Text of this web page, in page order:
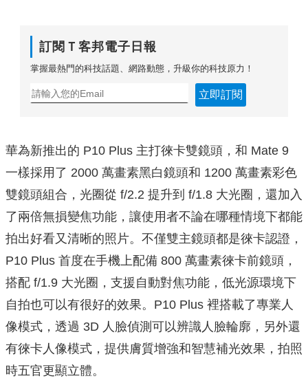
訂閱Ｔ客邦電子日報
掌握最熱門的科技話題、網路動態，升級你的科技原力！
立即訂閱
華為新推出的 P10 Plus 主打徠卡雙鏡頭，和 Mate 9
一樣採用了 2000 萬畫素黑白鏡頭和 1200 萬畫素彩色
雙鏡頭組合，光圈從 f/2.2 提升到 f/1.8 大光圈，還加入
了兩倍無損變焦功能，讓使用者不論在哪種情境下都能
拍出好看又清晰的照片。不僅雙主鏡頭都是徠卡認證，
P10 Plus 首度在手機上配備 800 萬畫素徠卡前鏡頭，
搭配 f/1.9 大光圈，支援自動對焦功能，低光源環境下
自拍也可以有很好的效果。P10 Plus 裡搭載了專業人
像模式，透過 3D 人臉偵測可以辨識人臉輪廓，另外還
有徠卡人像模式，提供膚質增強和智慧補光效果，拍照
時五官更顯立體。